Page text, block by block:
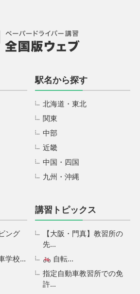
駅名から探す
北海道・東北
関東
中部
近畿
中国・四国
九州・沖縄
ング
学校...
講習トピックス
【大阪・門真】教習所の
先...
自転...
指定自動車教習所での免
許...